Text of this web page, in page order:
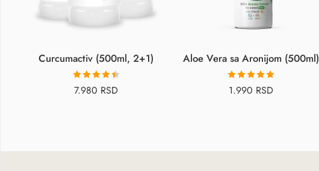
Curcumactiv (500ml, 2+1)
Оцењено
7.980 RSD
Aloe Vera sa Aronijom (500ml)
Оцењено
1.990 RSD